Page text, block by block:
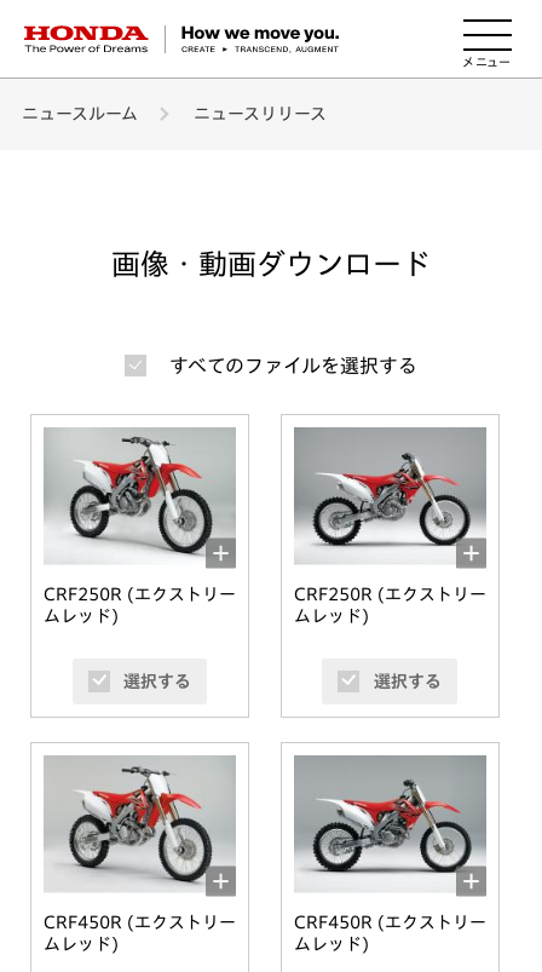
HONDA The Power of Dreams
ニュースルーム ニュースリリース
画像・動画ダウンロード
すべてのファイルを選択する
CRF250R (エクストリー
ムレッド)
選択する
CRF250R (エクストリー
ムレッド)
選択する
CRF450R (エクストリー
ムレッド)
CRF450R (エクストリー
ムレッド)